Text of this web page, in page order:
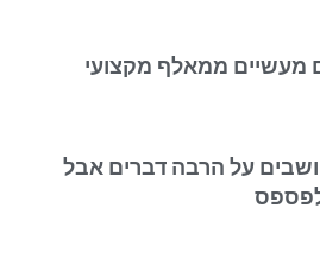
מעשיים ממאלף מקצועי
על הרבה דברים אבל